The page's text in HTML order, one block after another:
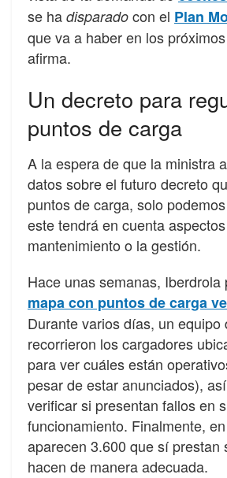
se ha disparado con el Plan
que va a haber en los
afirma.
Un decreto para
puntos de carga
A la espera de que la ministra
datos sobre el futuro decreto
puntos de carga, solo
este tendrá en cuenta
mantenimiento o la gestión.
Hace unas semanas, Iberdrola
mapa con puntos de carga
Durante varios días, un equipo
recorrieron los cargadores
para ver cuáles están
pesar de estar anunciados),
verificar si presentan fallos en
funcionamiento. Finalmente,
aparecen 3.600 que sí prestan
hacen de manera adecuada.